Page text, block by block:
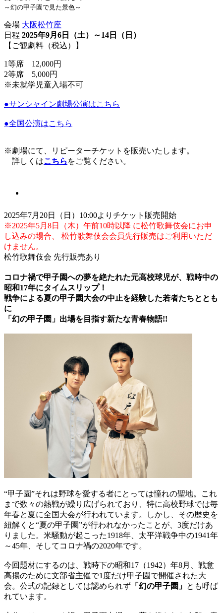
～幻の甲子園で見た景色～
会場 大阪松竹座
日程 2025年9月6日（土）～14日（日）
【ご観劇料（税込）】
1等席 12,000円
2等席 5,000円
※未就学児童入場不可
●サンシャイン劇場公演はこちら
●全国公演はこちら
※劇場にて、リピーターチケットを販売いたします。
詳しくはこちら をご覧ください。
2025年7月20日（日）10:00よりチケット販売開始
※2025年5月8日（木）午前10時以降 に松竹歌舞伎会にお申
し込みの場合、 松竹歌舞伎会会員先行販売はご利用いただ
けません。
松竹歌舞伎会 先行販売あり
コロナ禍で甲子園への夢を絶たれた元高校球児が、戦時中の
昭和17年にタイムスリップ！
戦争による夏の甲子園大会の中止を経験した若者たちととも
に
「幻の甲子園」出場を目指す新たな青春物語!!
“甲子園”それは野球を愛する者にとっては憧れの聖地。これ
まで数々の熱戦が繰り広げられており、特に高校野球では毎
年春と夏に全国大会が行われています。しかし、その歴史を
紐解くと“夏の甲子園”が行われなかったことが、3度だけあ
りました。米騒動が起こった1918年、太平洋戦争中の1941年
～45年、そしてコロナ禍の2020年です。
今回題材にするのは、戦時下の昭和17（1942）年8月、戦意
高揚のために文部省主催で1度だけ甲子園で開催された大
会。公式の記録としては認められず 「幻の甲子園」 とも呼ば
れています。